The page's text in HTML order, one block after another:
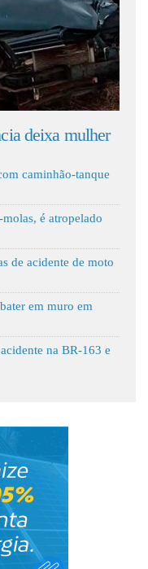
Motorista desvia
caminhão-tanque
é atropelado
de acidente de moto
em muro em
na BR-163 e